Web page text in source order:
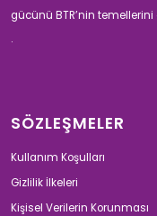
gücünü BTR’nin
.
SÖZLEŞMELER
Kullanım Koşulları
Gizlilik İlkeleri
Kişisel Verilerin Korunması